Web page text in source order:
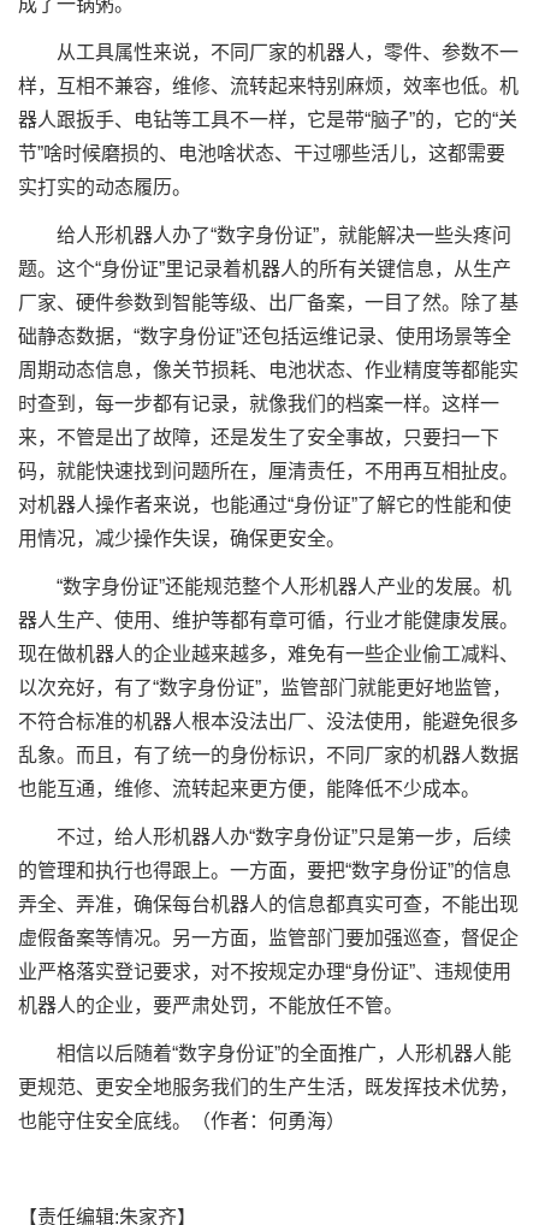
成了一锅粥。
从工具属性来说，不同厂家的机器人，零件、参数不一
样，互相不兼容，维修、流转起来特别麻烦，效率也低。机
器人跟扳手、电钻等工具不一样，它是带“脑子”的，它的“关
节”啥时候磨损的、电池啥状态、干过哪些活儿，这都需要
实打实的动态履历。
给人形机器人办了“数字身份证”，就能解决一些头疼问
题。这个“身份证”里记录着机器人的所有关键信息，从生产
厂家、硬件参数到智能等级、出厂备案，一目了然。除了基
础静态数据，“数字身份证”还包括运维记录、使用场景等全
周期动态信息，像关节损耗、电池状态、作业精度等都能实
时查到，每一步都有记录，就像我们的档案一样。这样一
来，不管是出了故障，还是发生了安全事故，只要扫一下
码，就能快速找到问题所在，厘清责任，不用再互相扯皮。
对机器人操作者来说，也能通过“身份证”了解它的性能和使
用情况，减少操作失误，确保更安全。
“数字身份证”还能规范整个人形机器人产业的发展。机
器人生产、使用、维护等都有章可循，行业才能健康发展。
现在做机器人的企业越来越多，难免有一些企业偷工减料、
以次充好，有了“数字身份证”，监管部门就能更好地监管，
不符合标准的机器人根本没法出厂、没法使用，能避免很多
乱象。而且，有了统一的身份标识，不同厂家的机器人数据
也能互通，维修、流转起来更方便，能降低不少成本。
不过，给人形机器人办“数字身份证”只是第一步，后续
的管理和执行也得跟上。一方面，要把“数字身份证”的信息
弄全、弄准，确保每台机器人的信息都真实可查，不能出现
虚假备案等情况。另一方面，监管部门要加强巡查，督促企
业严格落实登记要求，对不按规定办理“身份证”、违规使用
机器人的企业，要严肃处罚，不能放任不管。
相信以后随着“数字身份证”的全面推广，人形机器人能
更规范、更安全地服务我们的生产生活，既发挥技术优势，
也能守住安全底线。（作者：何勇海）
【责任编辑:朱家齐】